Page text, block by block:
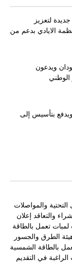
لتعزيز
الايادي بدعم من
ويدعون
الوطني
بتأسيس إلى
البنى التحتية والمواصلات
والتعاقد إعلان
وتركيب لمبات تعمل بالطاقة
الطرق والجسور
بالطاقة الشمسية
في التقديم